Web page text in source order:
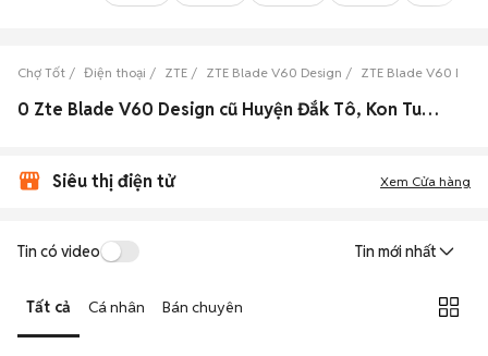
Chợ Tốt Điện thoại ZTE ZTE Blade V60 Design ZTE Blade V60
0 Zte Blade V60 Design cũ Huyện Đắk Tô, Kon Tum đẹp
Siêu thị điện tử Xem Cửa hàng
Tin có video Tin mới nhất
Tất cả Cá nhân Bán chuyên